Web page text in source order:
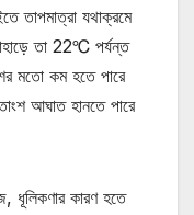
তাপমাত্রা যথাক্রমে
তা 22℃ পর্যন্ত
মতো কম হতে পারে
আঘাত হানতে পারে
ধূলিকণার কারণ হতে